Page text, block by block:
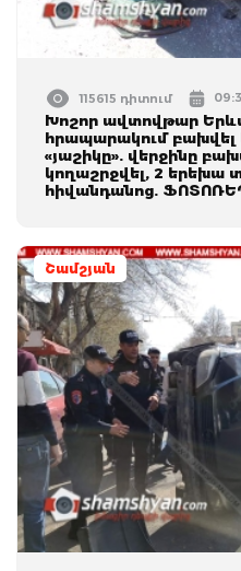
115615 դիտում
Խոշոր ավտովթար
հրապարակում բախվել
«յաշիկը». վերջինը
կողաշրջվել, 2 երեխա
հիվանդանոց.
Շամշյան